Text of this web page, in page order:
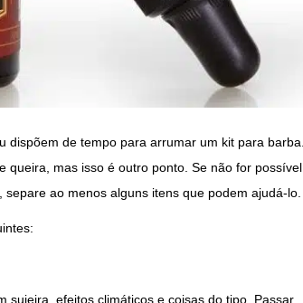
de tempo para arrumar um kit para barba.
queira, mas isso é outro ponto. Se não for possível
ao menos alguns itens que podem ajudá-lo.
sujeira, efeitos climáticos e coisas do tipo. Passar